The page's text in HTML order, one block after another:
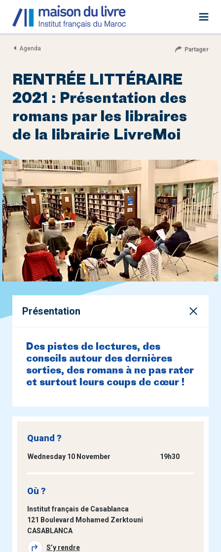
Agenda Partager
RENTRÉE LITTÉRAIRE
2021 : Présentation des
romans par les libraires
de la librairie LivreMoi
Présentation
Des pistes de lectures, des
conseils autour des dernières
sorties, des romans à ne pas rater
et surtout leurs coups de cœur !
Quand ?
Wednesday 10 November 19h30
Où ?
Institut français de Casablanca
121 Boulevard Mohamed Zerktouni
CASABLANCA
S’y rendre